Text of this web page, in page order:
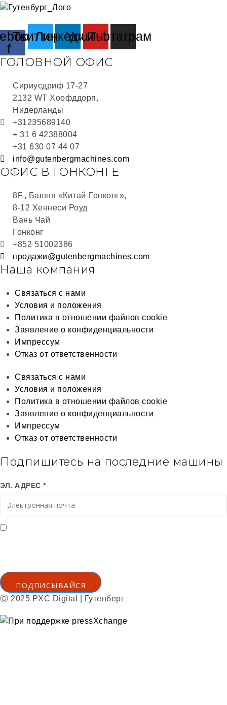
f
Твиттер
Линкедин
YouTube
Инстаграм
ГОЛОВНОЙ ОФИС
Сириусдриф 17-27
2132 WT Хоофддорп,
Нидерланды
+31235689140
+ 31 6 42388004
+31 630 07 44 07
info@gutenbergmachines.com
ОФИС В ГОНКОНГЕ
8F., Башня «Китай-Гонконг»,
8-12 Хеннеси Роуд
Вань Чай
Гонконг
+852 51002386
продажи@gutenbergmachines.com
Наша компания
Связаться с нами
Условия и положения
Политика в отношении файлов cookie
Заявление о конфиденциальности
Импрессум
Отказ от ответственности
Связаться с нами
Условия и положения
Политика в отношении файлов cookie
Заявление о конфиденциальности
Импрессум
Отказ от ответственности
Подпишитесь на последние машины
ЭЛ. АДРЕС *
ПОДПИСЫВАЙСЯ
Ⓒ 2025 PXC Digital | Гутенберг